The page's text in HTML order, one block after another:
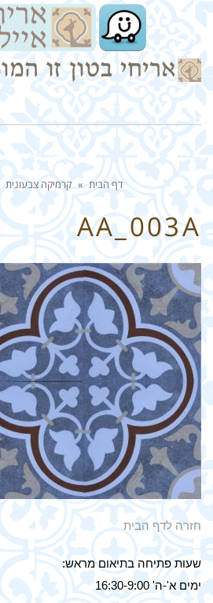
דף הבית » קרמיקה צבעונית
AA_003A
חזרה לדף הבית
שעות פתיחה בתיאום מראש:
ימים א'-ה' 16:30-9:00